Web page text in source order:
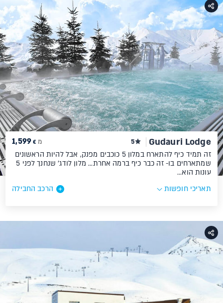
Gudauri Lodge
5 מ 1,599 €
זה תמיד כיף להתארח במלון 5 כוכבים מפנק, אבל להיות הראשונים
שמתארחים בו- זה כבר כיף ברמה אחרת... מלון לודג' שנחנך לפני 5
עונות הוא…
תאריכי חופשות
הרכב החבילה